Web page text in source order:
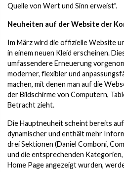
Quelle von Wert und Sinn erweist".
Neuheiten auf der Website der
Im März wird die offizielle Website
in einem neuen Kleid erscheinen.
umfassendere Erneuerung
moderner, flexibler und
machen, mit denen man auf die
der Bildschirme von Computern,
Betracht zieht.
Die Hauptneuheit scheint bereits
dynamischer und enthält mehr
drei Sektionen (Daniel Comboni,
und die entsprechenden
Home Page angezeigt wurden,